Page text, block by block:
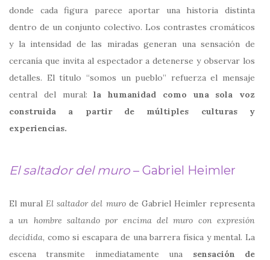
donde cada figura parece aportar una historia distinta
dentro de un conjunto colectivo. Los contrastes cromáticos
y la intensidad de las miradas generan una sensación de
cercanía que invita al espectador a detenerse y observar los
detalles. El título “somos un pueblo” refuerza el mensaje
central del mural: la humanidad como una sola voz
construida a partir de múltiples culturas y
experiencias.
El saltador del muro – Gabriel Heimler
El muralEl saltador del muro de Gabriel Heimlerrepresenta
aun hombre saltando por encima del muro con expresión
decidida, como si escapara de una barrera física y mental. La
escena transmite inmediatamente una sensación de